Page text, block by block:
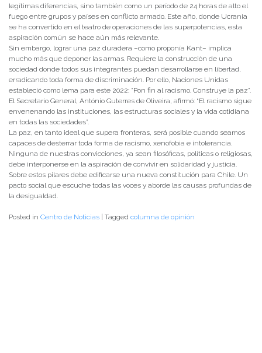
legítimas diferencias, sino también como un período de 24 horas de alto el
fuego entre grupos y países en conflicto armado. Este año, donde Ucrania
se ha convertido en el teatro de operaciones de las superpotencias, esta
aspiración común se hace aún más relevante.
Sin embargo, lograr una paz duradera –como proponía Kant– implica
mucho más que deponer las armas. Requiere la construcción de una
sociedad donde todos sus integrantes puedan desarrollarse en libertad,
erradicando toda forma de discriminación. Por ello, Naciones Unidas
estableció como lema para este 2022: “Pon fin al racismo. Construye la paz”.
El Secretario General, António Guterres de Oliveira, afirmó: “El racismo sigue
envenenando las instituciones, las estructuras sociales y la vida cotidiana
en todas las sociedades”.
La paz, en tanto ideal que supera fronteras, será posible cuando seamos
capaces de desterrar toda forma de racismo, xenofobia e intolerancia.
Ninguna de nuestras convicciones, ya sean filosóficas, políticas o religiosas,
debe interponerse en la aspiración de convivir en solidaridad y justicia.
Sobre estos pilares debe edificarse una nueva constitución para Chile. Un
pacto social que escuche todas las voces y aborde las causas profundas de
la desigualdad.
Posted in Centro de Noticias | Tagged columna de opinión